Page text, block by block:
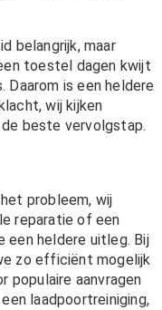
belangrijk, maar
toestel dagen kwijt
Daarom is een heldere
wij kijken
beste vervolgstap.
probleem, wij
reparatie of een
een heldere uitleg. Bij
zo efficiënt mogelijk
populaire aanvragen
laadpoortreiniging,